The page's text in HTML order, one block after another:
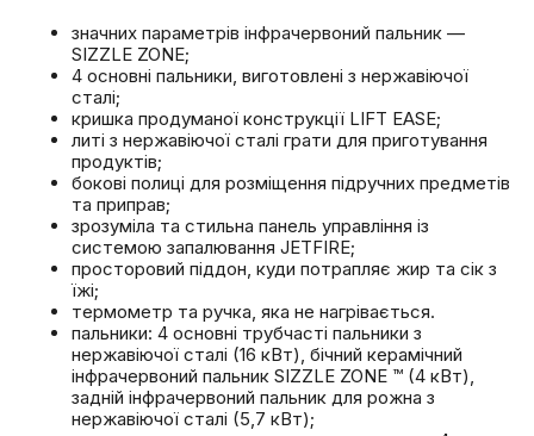
значних параметрів інфрачервоний пальник —
SIZZLE ZONE;
4 основні пальники, виготовлені з нержавіючої
сталі;
кришка продуманої конструкції LIFT EASE;
литі з нержавіючої сталі грати для приготування
продуктів;
бокові полиці для розміщення підручних предметів
та приправ;
зрозуміла та стильна панель управління із
системою запалювання JETFIRE;
просторовий піддон, куди потрапляє жир та сік з
їжі;
термометр та ручка, яка не нагрівається.
пальники: 4 основні трубчасті пальники з
нержавіючої сталі (16 кВт), бічний керамічний
інфрачервоний пальник SIZZLE ZONE ™ (4 кВт),
задній інфрачервоний пальник для рожна з
нержавіючої сталі (5,7 кВт);